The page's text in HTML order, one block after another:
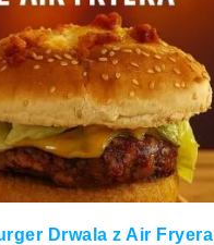
Drwala z Air Fryera